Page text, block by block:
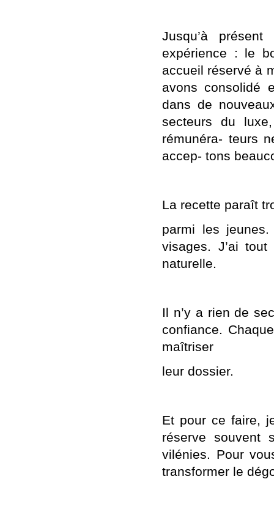
Jusqu’à
expérience : le
accueil réservé à
avons consolidé
dans de
secteurs du
rémunéra- teurs
accep- tons
La recette paraît
parmi les
visages. J’ai
naturelle.
Il n’y a rien de
confiance.
maîtriser
leur dossier.
Et pour ce faire,
réserve souvent
vilénies. Pour
transformer le